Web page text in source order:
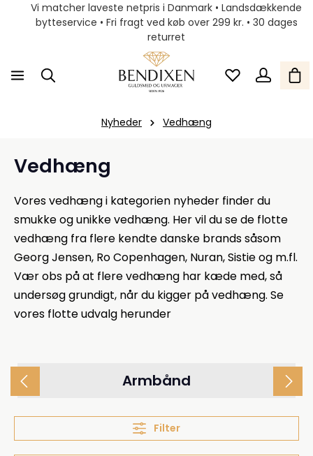
Vi matcher laveste netpris i Danmark • Landsdækkende
bytteservice • Fri fragt ved køb over 299 kr. • 30 dages
returret
Nyheder Vedhæng
Vedhæng
Vores vedhæng i kategorien nyheder finder du
smukke og unikke vedhæng. Her vil du se de flotte
vedhæng fra flere kendte danske brands såsom
Georg Jensen, Ro Copenhagen, Nuran, Sistie og m.fl.
Vær obs på at flere vedhæng har kæde med, så
undersøg grundigt, når du kigger på vedhæng. Se
vores flotte udvalg herunder
Armbånd
Filter